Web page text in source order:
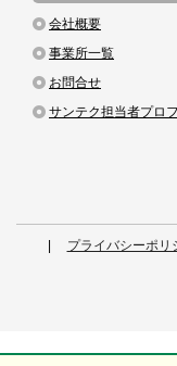
会社概要
事業所一覧
お問合せ
サンテク担当者プロ
プライバシーポリ